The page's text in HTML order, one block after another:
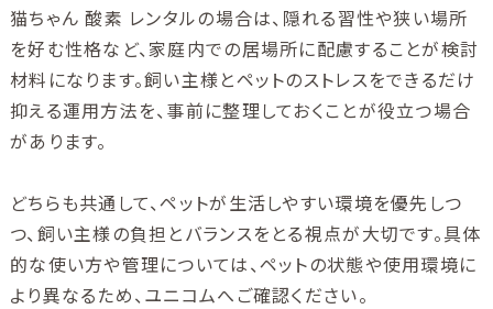
猫ちゃん 酸素 レンタルの場合は、隠れる習性や狭い場所
を好む性格など、家庭内での居場所に配慮することが検討
材料になります。飼い主様とペットのストレスをできるだけ
抑える運用方法を、事前に整理しておくことが役立つ場合
があります。
どちらも共通して、ペットが生活しやすい環境を優先しつ
つ、飼い主様の負担とバランスをとる視点が大切です。具体
的な使い方や管理については、ペットの状態や使用環境に
より異なるため、ユニコムへご確認ください。